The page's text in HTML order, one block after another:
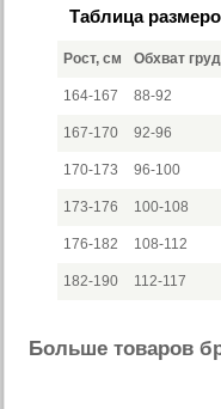
Таблица
Рост, см Обхват
164-167 88-92
167-170 92-96
170-173 96-100
173-176 100-108
176-182 108-112
182-190 112-117
Больше товаров